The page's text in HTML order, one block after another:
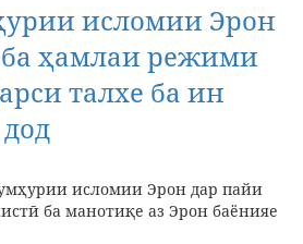
исломии Эрон
ҳамлаи режими
талхе ба ин
исломии Эрон дар пайи
ба манотиқе аз Эрон баёнияе